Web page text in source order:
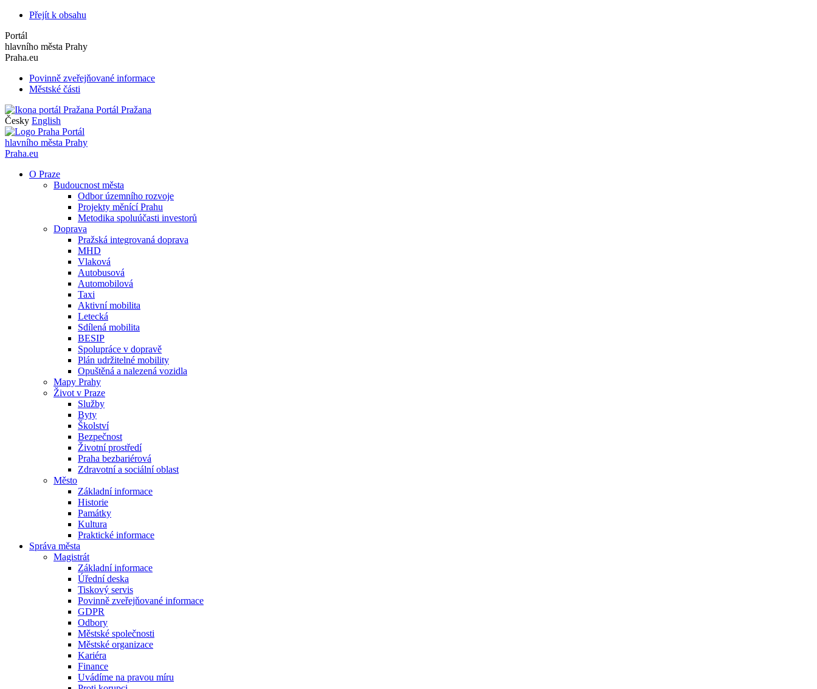
Přejít k obsahu
Portál
hlavního města Prahy
Praha.eu
Povinně zveřejňované informace
Městské části
Portál Pražana
Česky English
Portál
hlavního města Prahy
Praha.eu
O Praze
Budoucnost města
Odbor územního rozvoje
Projekty měnící Prahu
Metodika spoluúčasti investorů
Doprava
Pražská integrovaná doprava
MHD
Vlaková
Autobusová
Automobilová
Taxi
Aktivní mobilita
Letecká
Sdílená mobilita
BESIP
Spolupráce v dopravě
Plán udržitelné mobility
Opuštěná a nalezená vozidla
Mapy Prahy
Život v Praze
Služby
Byty
Školství
Bezpečnost
Životní prostředí
Praha bezbariérová
Zdravotní a sociální oblast
Město
Základní informace
Historie
Památky
Kultura
Praktické informace
Správa města
Magistrát
Základní informace
Úřední deska
Tiskový servis
Povinně zveřejňované informace
GDPR
Odbory
Městské společnosti
Městské organizace
Kariéra
Finance
Uvádíme na pravou míru